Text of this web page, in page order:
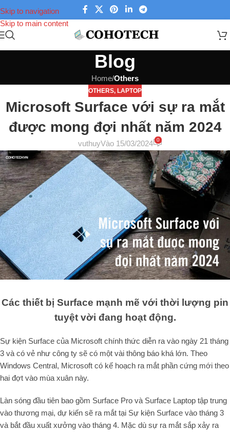
Skip to navigation
Skip to main content
Blog
Home/Others
OTHERS, LAPTOP
Microsoft Surface với sự ra mắt
được mong đợi nhất năm 2024
vuthuyVào 15/03/2024 0
Các thiết bị Surface mạnh mẽ với thời lượng pin
tuyệt vời đang hoạt động.
Sự kiện Surface của Microsoft chính thức diễn ra vào ngày 21 tháng
3 và có vẻ như công ty sẽ có một vài thông báo khá lớn. Theo
Windows Central, Microsoft có kế hoạch ra mắt phần cứng mới theo
hai đợt vào mùa xuân này.
Làn sóng đầu tiên bao gồm Surface Pro và Surface Laptop tập trung
vào thương mại, dự kiến ​​sẽ ra mắt tại Sự kiện Surface vào tháng 3
và bắt đầu xuất xưởng vào tháng 4. Mặc dù sự ra mắt sắp xảy ra